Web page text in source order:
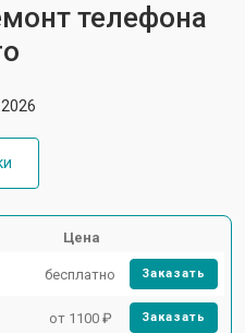
телефона
Цена
бесплатно Заказать
от 1100 ₽ Заказать